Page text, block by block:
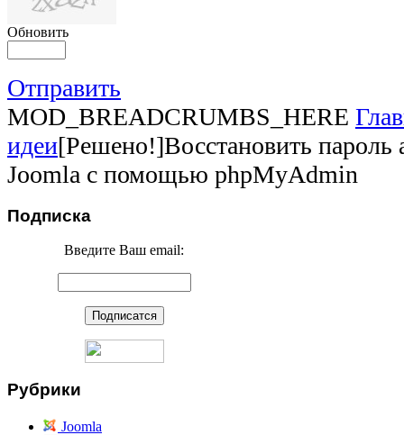
Обновить
Отправить
MOD_BREADCRUMBS_HERE
идеи[Решено!]Восстановить пароль
Joomla с помощью phpMyAdmin
Подписка
Введите Ваш email:
Рубрики
Joomla